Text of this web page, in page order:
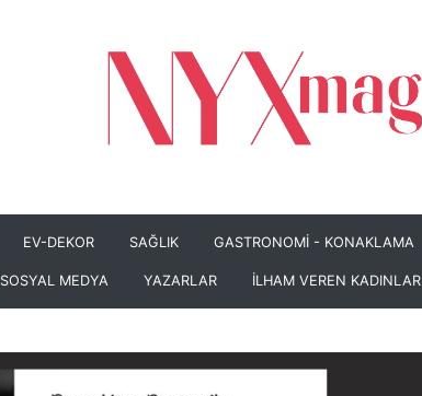
EV-DEKOR SAĞLIK GASTRONOMİ - KONAKLAMA
SOSYAL MEDYA YAZARLAR İLHAM VEREN KADINLAR